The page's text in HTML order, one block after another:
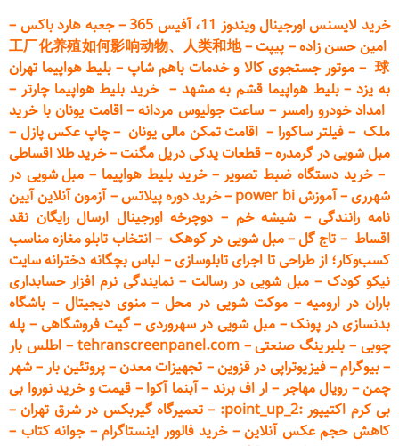
خرید لایسنس اورجینال ویندوز 11، آفیس 365
–جعبه هارد باکس –
امین حسن زاده– پیپت–
工厂化养殖如何影响动物、人类和地
球
– موتور جستجوی کالا و خدمات باهم شاپ– بلیط هواپیما تهران
به یزد–بلیط هواپیما قشم به مشهد –خرید بلیط هواپیما چارتر –
امداد خودرو رامسر– ساعت جولیوس مردانه–اقامت یونان با خرید
ملک – فیلتر ساکورا – اقامت تمکن مالی یونان –چاپ عکس پازل –
مبل شویی در گرمدره–قطعاتیدکی دریل مگنت–خرید طلا اقساطی
–خرید دستگاه ضبط تصویر–خرید بلیط هواپیما –مبل شویی در
شهرری–آموزش power bi –خرید دورهپیلاتس–آزمون آنلاین آیین
نامه رانندگی– شیشه خم – دوچرخه اورجینال ارسال رایگان نقد
اقساط – تاج گل–مبل شویی در کوهک–انتخاب تابلو مغازه مناسب
کسب‌وکار؛ از طراحی تا اجرای تابلوسازی– لباس بچگانه دخترانه سایت
نیکو کودک – مبل شویی در رسالت – نمایندگی نرم افزار حسابداری
باران در ارومیه–موکت شویی در محل–منوی دیجیتال – باشگاه
بدنسازی در پونک–مبل شویی در سهروردی–گیت فروشگاهی – پله
چوبی – بلبرینگ صنعتی–
tehranscreenpanel.com
–اطلس بار
–بیوگرام–فیزیوتراپی در قزوین– تجهیزات معدن–پروتئین بار–شهر
چمن– رویال مهاجر –ار اف برند –آبنما آکوا – قیمت و خرید نوروا بی
بی کرم اکتیپور :point_up_2:
– تعمیرگاه گیربکس در شرق تهران–
کاهش حجم عکس آنلاین–خرید فالوور اینستاگرام–جوانه کتاب –